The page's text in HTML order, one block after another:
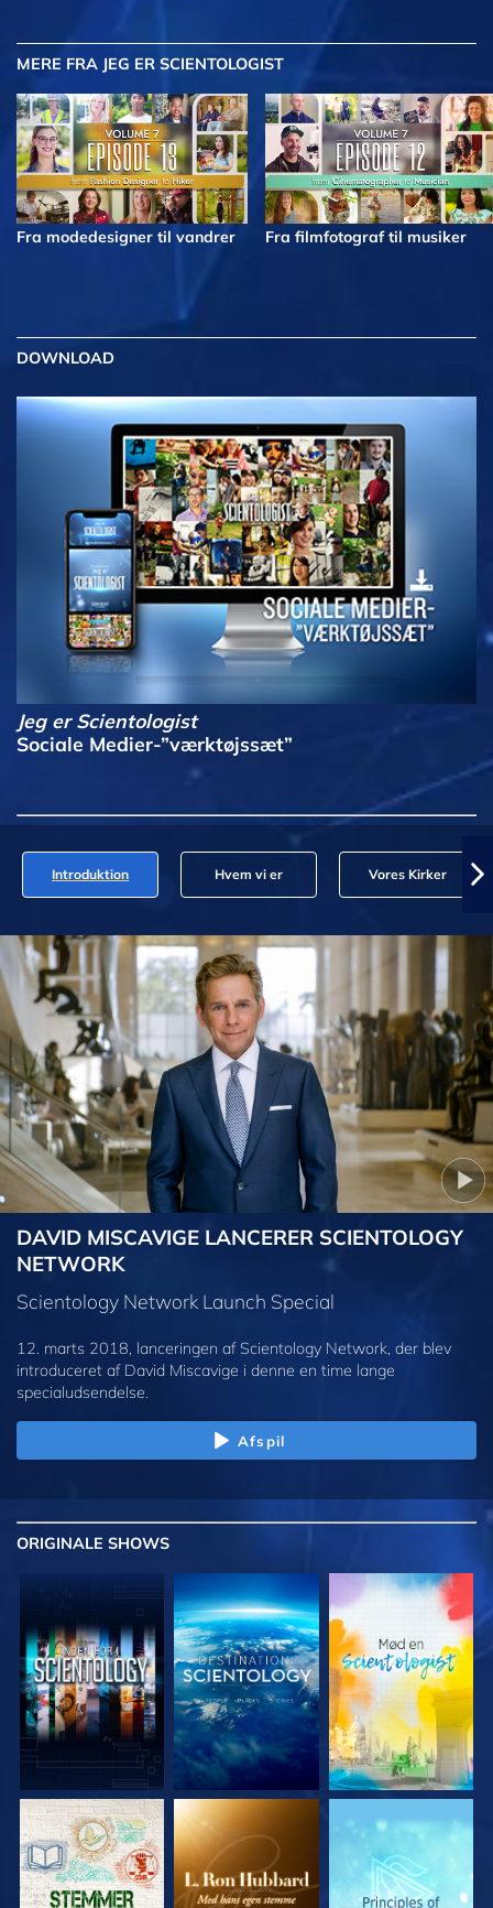
MERE FRA JEG ER SCIENTOLOGIST
Fra modedesigner til vandrer Fra filmfotograf til musiker
DOWNLOAD
Jeg er Scientologist
Sociale Medier-”værktøjssæt”
Introduktion Hvem vi er Vores Kirker
DAVID MISCAVIGE LANCERER SCIENTOLOGY
NETWORK
Scientology Network Launch Special
12. marts 2018, lanceringen af Scientology Network, der blev
introduceret af David Miscavige i denne en time lange
specialudsendelse.
Afspil
ORIGINALE SHOWS
UDFORSK SERIEN UDFORSK SERIEN UDFORSK SERIEN